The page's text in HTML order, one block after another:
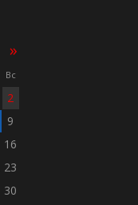
»
Вс
2
9
16
23
30